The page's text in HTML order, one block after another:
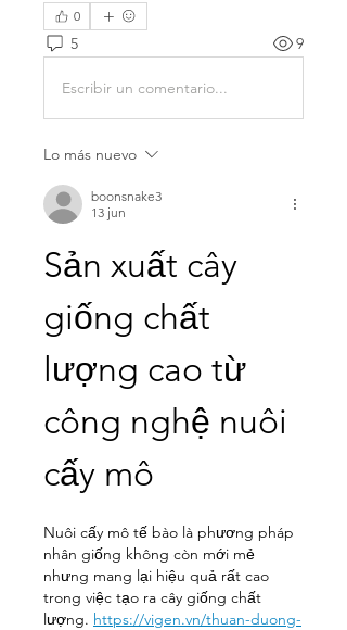
0
5 9
Escribir un comentario...
Lo más nuevo
boonsnake3
13 jun
Sản xuất cây
giống chất
lượng cao từ
công nghệ nuôi
cấy mô
Nuôi cấy mô tế bào là phương pháp
nhân giống không còn mới mẻ
nhưng mang lại hiệu quả rất cao
trong việc tạo ra cây giống chất
lượng. https://vigen.vn/thuan-duong-